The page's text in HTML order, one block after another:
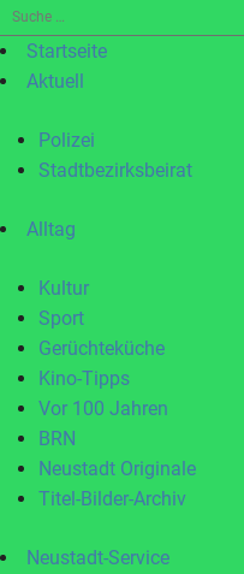
Suche
nach:Startseite
Aktuell
Polizei
Stadtbezirksbeirat
Alltag
Kultur
Sport
Gerüchteküche
Kino-Tipps
Vor 100 Jahren
BRN
Neustadt Originale
Titel-Bilder-Archiv
Neustadt-Service